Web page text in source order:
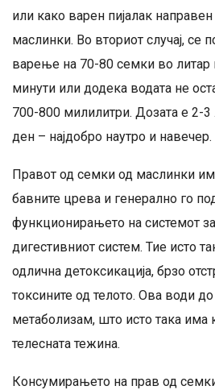
или како варен пијалак
маслинки. Во вториот случај, се
варење на 70-80 семки во литар
минути или додека водата не
700-800 милилитри. Дозата е 2-
ден – најдобро наутро и навечер.
Правот од семки од маслинки
бавните црева и генерално го
функционирањето на системот
дигестивниот систем. Тие исто
одлична детоксикација, брзо
токсините од телото. Ова води
метаболизам, што исто така има
телесната тежина.
Консумирањето на прав од